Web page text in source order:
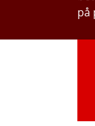
på